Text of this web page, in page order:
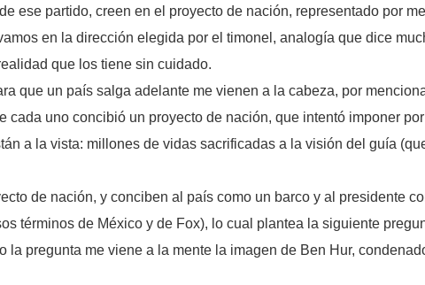
ese partido, creen en el proyecto de nación, representado por
en la dirección elegida por el timonel, analogía que dice
que los tiene sin cuidado.
que un país salga adelante me vienen a la cabeza, por
uno concibió un proyecto de nación, que intentó imponer
a la vista: millones de vidas sacrificadas a la visión del guía
de nación, y conciben al país como un barco y al presidente
términos de México y de Fox), lo cual plantea la siguiente
pregunta me viene a la mente la imagen de Ben Hur,